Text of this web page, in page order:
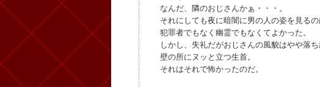
なんだ、隣のおじさんかぁ・・・。
それにしても夜に暗闇に男の人の姿を見るの
犯罪者でもなく幽霊でもなくてよかった。
しかし、失礼だがおじさんの風貌はやや落ち
壁の所にヌッと立つ生首。
それはそれで怖かったのだ。